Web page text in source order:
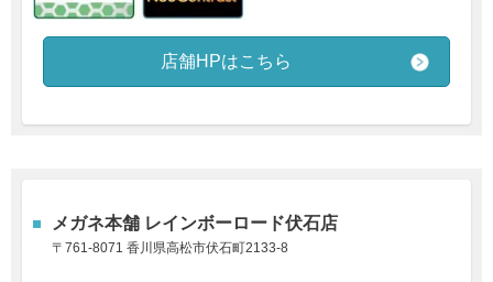
店舗HPはこちら
メガネ本舗 レインボーロード伏石店
〒761-8071 香川県高松市伏石町2133-8